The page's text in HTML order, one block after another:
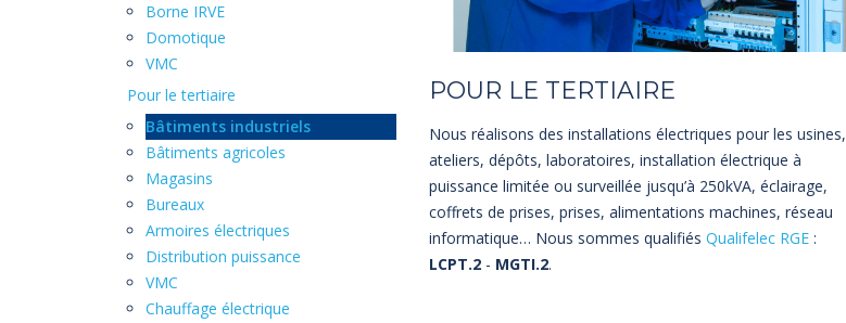
Borne IRVE
Domotique
VMC
Pour le tertiaire
Bâtiments industriels
Bâtiments agricoles
Magasins
Bureaux
Armoires électriques
Distribution puissance
VMC
Chauffage électrique
POUR LE TERTIAIRE
Nous réalisons des installations électriques pour les usines,
ateliers, dépôts, laboratoires, installation électrique à
puissance limitée ou surveillée jusqu’à 250kVA, éclairage,
coffrets de prises, prises, alimentations machines, réseau
informatique… Nous sommes qualifiés Qualifelec RGE:
LCPT.2- MGTI.2.